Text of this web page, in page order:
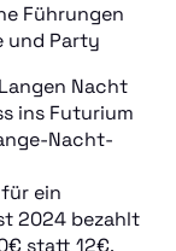
Führungen
und Party
Nacht
ins Futurium
Nacht-
ein
2024 bezahlt
statt 12€.